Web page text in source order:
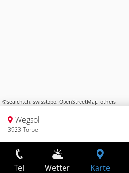
©search.ch, swisstopo, OpenStreetMap, others
Wegsol
3923 Törbel
Tel Wetter Karte